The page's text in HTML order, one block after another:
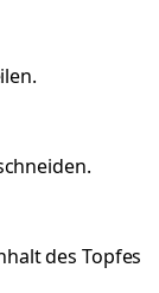
des Topfes